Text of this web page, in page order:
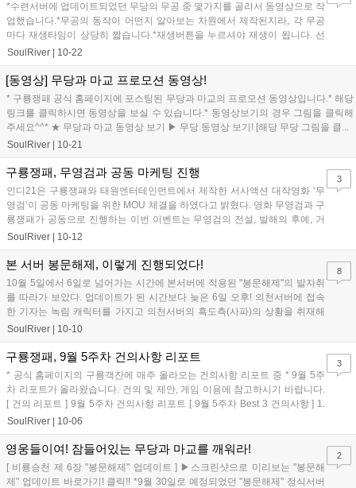
*수련서버에 업데이트되었던 무당의 무공 중 몇가지를 골라서 동영상으로 작
업했습니다.*무공의 동작이 어떤지 알아보는 차원에서 제작된지라, 각 무공
마다 재생타임이 상당히 짧습니다.*재생버튼을 누르셔야 재생이 됩니다. 선
택하시는데 도움이 되셨으면 합니다. ...
SoulRiver 10-22
[동영상] 무당과 마교 프로모션 동영상!
* 구룡쟁패 공식 홈페이지에 포스팅된 무당과 마교의 프로모션 동영상입니다.* 해당
링크를 클릭하시면 동영상을 보실 수 있습니다.* 동영상보기의 경우 그림을 클릭해
주세요^^* ★ 무당과 마교 동영상 보기 ▶ 무당 동영상 보기! [해당 무당 그림을 클...
SoulRiver
10-21
구룡쟁패, 무영검과 공동 마케팅 진행
인디21은 구룡쟁패와 태원엔터테인먼트에서 제작한 서사액션 대작영화 ‘무
영검’이 공동 마케팅을 위한 MOU 체결을 하였다고 밝혔다. 영화 무영검과 구
룡쟁패가 공동으로 진행하는 이번 이벤트는 무영검의 전설, 발해의 후예, 거
란의 후예, 무영검 등, 무영검...
SoulRiver 10-12
3
본 서버 봉문해제, 이렇게 진행되었다!
10월 5일에서 6일로 넘어가는 시간에 본서버에 적용된 "봉문해제"의 발자취
를 따라가 보았다. 업데이트가 된 시간보다 늦은 6일 오후! 의천서버에 접속
한 기자는 녹림 캐릭터를 가지고 의천서버의 흑도측(사파)의 상황을 취재해
보았다. ▶ 퀘스트의 시작을...
SoulRiver 10-10
8
구룡쟁패, 9월 5주차 건의사항 리포트
* 공식 홈페이지의 구룡객잔에 매주 올라오는 건의사항 리포트 중 * 9월 5주
차 리포트가 올라왔습니다. 건의 및 제안, 게임 이용에 참고하시기 바랍니다.
[ 건의 리포트 ] 9월 5주차 건의사항 리포트 [ 9월 5주차 Best 3 건의사항 ] 1.
...
SoulRiver 10-06
3
영웅들이여! 잠들어있는 무당과 마교를 깨워라!
[ 비룡승천 제 6장 "봉문해제" 업데이트 ] ▶스크린샷으로 미리보는 "봉문해
제" 업데이트 바로가기! 클릭!! *9월 30일로 예정되었던 "봉문해제" 정식서버
2